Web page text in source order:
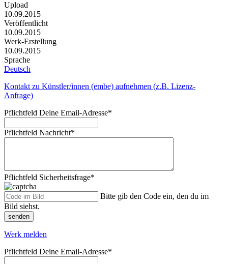
Upload
10.09.2015
Veröffentlicht
10.09.2015
Werk-Erstellung
10.09.2015
Sprache
Deutsch
Kontakt zu Künstler/innen (embe) aufnehmen (z.B. Lizenz-
Anfrage)
Pflichtfeld Deine Email-Adresse*
Pflichtfeld Nachricht*
Pflichtfeld Sicherheitsfrage*
Bitte gib den Code ein, den du im
Bild siehst.
senden
Werk melden
Pflichtfeld Deine Email-Adresse*